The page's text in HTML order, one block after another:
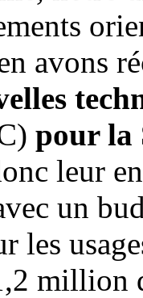
avons
pour la
leur
un
les
million